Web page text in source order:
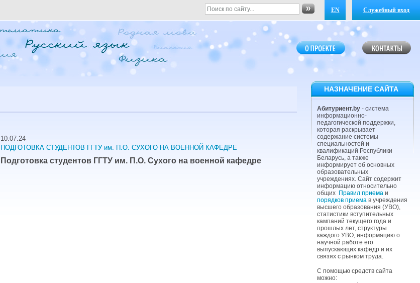
EN Служебный вход
10.07.24
ПОДГОТОВКА СТУДЕНТОВ ГГТУ им. П.О. СУХОГО НА ВОЕННОЙ КАФЕДРЕ
Подготовка студентов ГГТУ им. П.О. Сухого на военной кафедре
НАЗНАЧЕНИЕ САЙТА
Абитуриент.by - система
информационно-
педагогической поддержки,
которая раскрывает
содержание системы
специальностей и
квалификаций Республики
Беларусь, а также
информирует об основных
образовательных
учреждениях. Сайт содержит
информацию относительно
общих Правил приема и
порядков приема в учреждения
высшего образования (УВО),
статистики вступительных
кампаний текущего года и
прошлых лет, структуры
каждого УВО, информацию о
научной работе его
выпускающих кафедр и их
связях с рынком труда.
С помощью средств сайта
можно: